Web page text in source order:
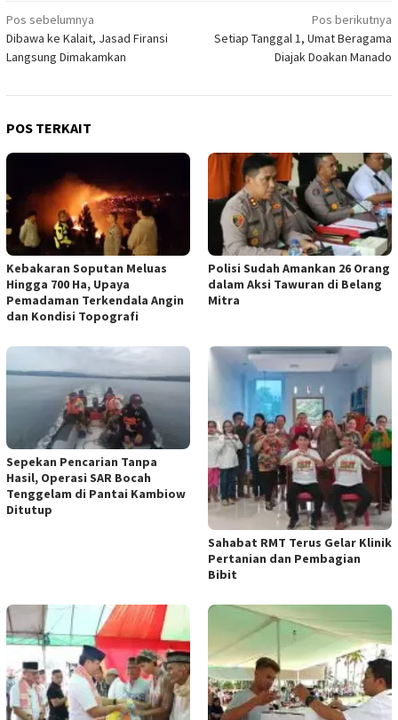
Navigasi
pos
Pos sebelumnya
Dibawa ke Kalait, Jasad Firansi
Langsung Dimakamkan
Pos berikutnya
Setiap Tanggal 1, Umat Beragama
Diajak Doakan Manado
POS TERKAIT
Kebakaran Soputan Meluas
Hingga 700 Ha, Upaya
Pemadaman Terkendala Angin
dan Kondisi Topografi
Polisi Sudah Amankan 26 Orang
dalam Aksi Tawuran di Belang
Mitra
Sepekan Pencarian Tanpa
Hasil, Operasi SAR Bocah
Tenggelam di Pantai Kambiow
Ditutup
Sahabat RMT Terus Gelar Klinik
Pertanian dan Pembagian
Bibit